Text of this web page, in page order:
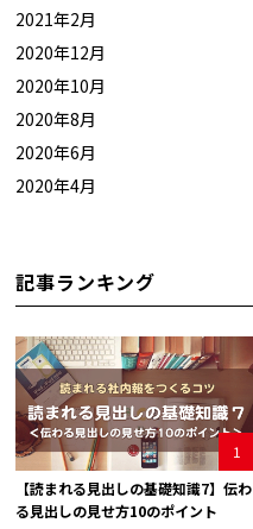
2021年2月
2020年12月
2020年10月
2020年8月
2020年6月
2020年4月
記事ランキング
1
【読まれる見出しの基礎知識7】伝わ
る見出しの見せ方10のポイント